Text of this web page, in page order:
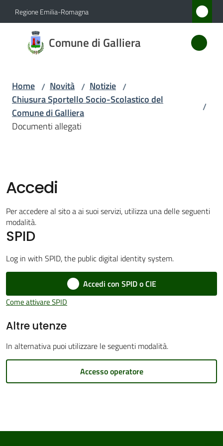
Vai al contenuto
Vai alla navigazione
Vai al footer
Regione Emilia-Romagna
Comune di Galliera
Comune
di
Amministrazione
Vivere
Galliera
Amministrazione
gli
argomenti...
Seguici
Home / Novità / Notizie /
Chiusura Sportello Socio-Scolastico del
Comune di Galliera
/
Documenti allegati
Accedi
Per accedere al sito a ai suoi servizi, utilizza una delle seguenti
modalità.
SPID
Log in with SPID, the public digital identity system.
Accedi con SPID o CIE
Come attivare SPID
Altre utenze
In alternativa puoi utilizzare le seguenti modalità.
Accesso operatore